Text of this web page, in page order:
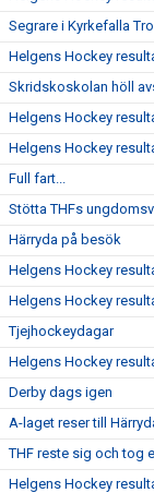
Segrare i Kyrkefalla
Helgens Hockey
Skridskoskolan höll
Helgens Hockey
Helgens Hockey
Full fart...
Stötta THFs
Härryda på besök
Helgens Hockey
Helgens Hockey
Tjejhockeydagar
Helgens Hockey
Derby dags igen
A-laget reser till
THF reste sig och tog
Helgens Hockey